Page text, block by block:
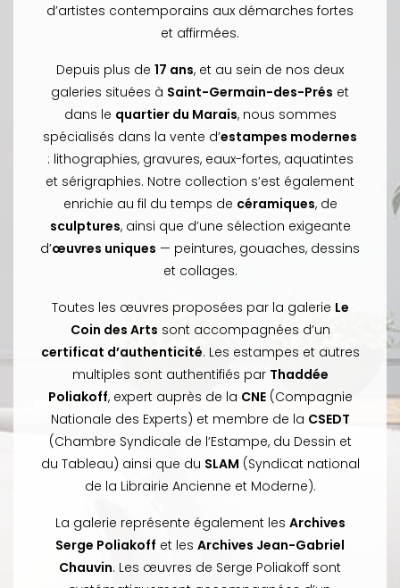
d’artistes contemporains aux démarches fortes
et affirmées.
Depuis plus de 17 ans, et au sein de nos deux
galeries situées à Saint-Germain-des-Prés et
dans le quartier du Marais, nous sommes
spécialisés dans la vente d’estampes modernes
: lithographies, gravures, eaux-fortes, aquatintes
et sérigraphies. Notre collection s’est également
enrichie au fil du temps de céramiques, de
sculptures, ainsi que d’une sélection exigeante
d’œuvres uniques — peintures, gouaches, dessins
et collages.
Toutes les œuvres proposées par la galerie Le
Coin des Arts sont accompagnées d’un
certificat d’authenticité. Les estampes et autres
multiples sont authentifiés par Thaddée
Poliakoff, expert auprès de la CNE(Compagnie
Nationale des Experts) et membre de la CSEDT
(Chambre Syndicale de l’Estampe, du Dessin et
du Tableau) ainsi que du SLAM (Syndicat national
de la Librairie Ancienne et Moderne).
La galerie représente également les Archives
Serge Poliakoff et les Archives Jean-Gabriel
Chauvin. Les œuvres de Serge Poliakoff sont